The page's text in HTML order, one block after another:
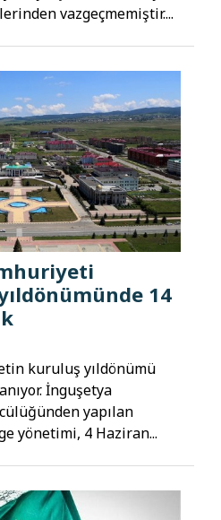
vazgeçmemiştir....
14
kuruluş yıldönümü
İnguşetya
yapılan
yönetimi, 4 Haziran...